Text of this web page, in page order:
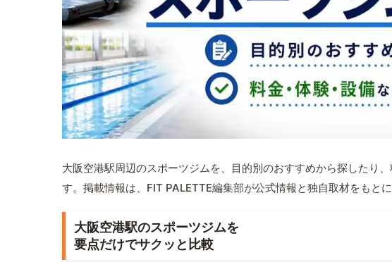
大阪空港駅周辺のスポーツジムを、目的別のおすすめから探したり
す。掲載情報は、FIT PALETTE編集部が公式情報と独自取材をもとに
大阪空港駅のスポーツジムを
要点だけでサクッと比較